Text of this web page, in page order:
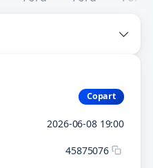
Copart
2026-06-08 19:00
45875076